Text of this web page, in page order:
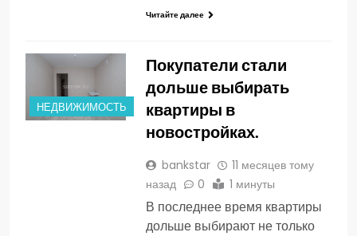
Читайте далее
НЕДВИЖИМОСТЬ
Покупатели стали
дольше выбирать
квартиры в
новостройках.
bankstar
11 месяцев тому
назад
0 1 минуты
В последнее время квартиры
дольше выбирают не только